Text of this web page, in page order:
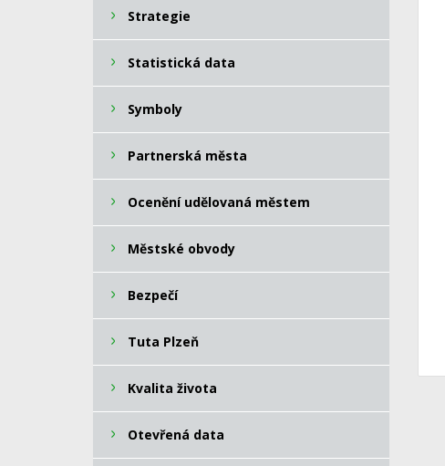
Strategie
Statistická data
Symboly
Partnerská města
Ocenění udělovaná městem
Městské obvody
Bezpečí
Tuta Plzeň
Kvalita života
Otevřená data